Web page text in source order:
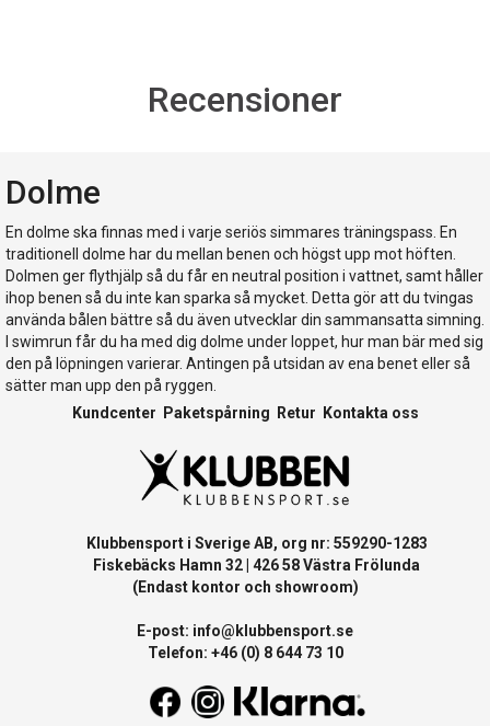
Recensioner
Dolme
En dolme ska finnas med i varje seriös simmares träningspass. En
traditionell dolme har du mellan benen och högst upp mot höften.
Dolmen ger flythjälp så du får en neutral position i vattnet, samt håller
ihop benen så du inte kan sparka så mycket. Detta gör att du tvingas
använda bålen bättre så du även utvecklar din sammansatta simning.
I swimrun får du ha med dig dolme under loppet, hur man bär med sig
den på löpningen varierar. Antingen på utsidan av ena benet eller så
sätter man upp den på ryggen.
Kundcenter
Paketspårning Retur Kontakta oss
Klubbensport i Sverige AB, org nr: 559290-1283
Fiskebäcks Hamn 32 | 426 58 Västra Frölunda
(Endast kontor och showroom)
E-post: info@klubbensport.se
Telefon: +46 (0) 8 644 73 10